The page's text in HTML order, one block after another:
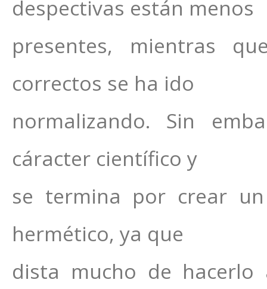
despectivas están menos
presentes, mientras
correctos se ha ido
normalizando. Sin
cáracter científico y
se termina por crear
hermético, ya que
dista mucho de